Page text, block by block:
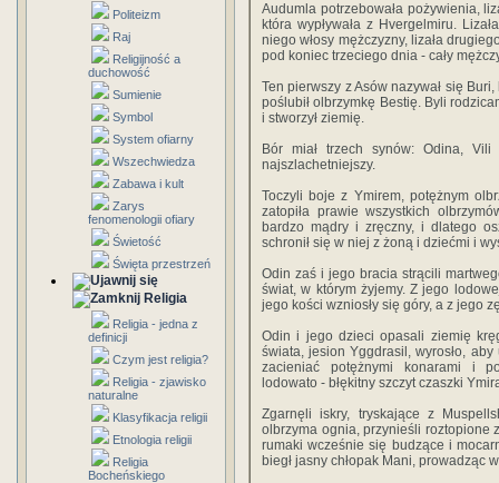
Politeizm
Raj
Religijność a
duchowość
Sumienie
Symbol
System ofiarny
Wszechwiedza
Zabawa i kult
Zarys
fenomenologii ofiary
Świetość
Święta przestrzeń
Religia
Religia - jedna z
definicji
Czym jest religia?
Religia - zjawisko
naturalne
Klasyfikacja religii
Etnologia religii
Religia
Bocheńskiego
Audumla potrzebowała pożywienia,
która wypływała z Hvergelmiru.
niego włosy mężczyzny, lizała
pod koniec trzeciego dnia - cały
Ten pierwszy z Asów nazywał się
poślubił olbrzymkę Bestię. Byli
i stworzył ziemię.
Bór miał trzech synów: Odina,
najszlachetniejszy.
Toczyli boje z Ymirem, potężnym
zatopiła prawie wszystkich
bardzo mądry i zręczny, i dlatego
schronił się w niej z żoną i dziećmi i
Odin zaś i jego bracia strącili
świat, w którym żyjemy. Z jego
jego kości wzniosły się góry, a z jego
Odin i jego dzieci opasali ziemię
świata, jesion Yggdrasil, wyrosło,
zacieniać potężnymi konarami i
lodowato - błękitny szczyt czaszki
Zgarnęli iskry, tryskające z
olbrzyma ognia, przynieśli roztopione
rumaki wcześnie się budzące i
biegł jasny chłopak Mani, prowadząc